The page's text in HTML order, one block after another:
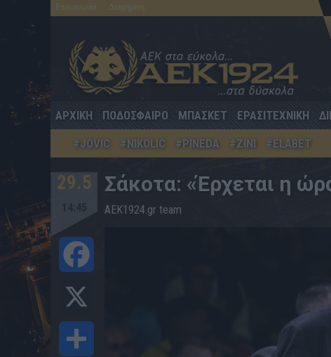
Επικοινωνία Διαφήμιση
ΑΡΧΙΚΗ ΠΟΔΟΣΦΑΙΡΟ ΜΠΑΣΚΕΤ ΕΡΑΣΙΤΕΧΝΙΚΗ
#JOVIC
#NIKOLIC #PINEDA #ZINI #ELABET
29.5 Σάκοτα: «Έρχεται η
AEK1924.gr team